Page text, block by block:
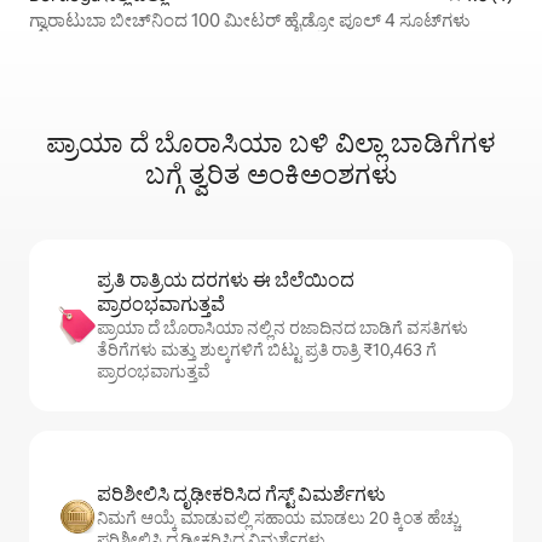
ಗ್ವಾರಾಟುಬಾ ಬೀಚ್‌ನಿಂದ 100 ಮೀಟರ್ ಹೈಡ್ರೋ ಪೂಲ್ 4 ಸೂಟ್‌ಗಳು
ಪ್ರಾಯಾ ದೆ ಬೊರಾಸಿಯಾ ಬಳಿ ವಿಲ್ಲಾ ಬಾಡಿಗೆಗಳ
ಬಗ್ಗೆ ತ್ವರಿತ ಅಂಕಿಅಂಶಗಳು
ಪ್ರತಿ ರಾತ್ರಿಯ ದರಗಳು ಈ ಬೆಲೆಯಿಂದ
ಪ್ರಾರಂಭವಾಗುತ್ತವೆ
ಪ್ರಾಯಾ ದೆ ಬೊರಾಸಿಯಾ ನಲ್ಲಿನ ರಜಾದಿನದ ಬಾಡಿಗೆ ವಸತಿಗಳು
ತೆರಿಗೆಗಳು ಮತ್ತು ಶುಲ್ಕಗಳಿಗೆ ಬಿಟ್ಟು ಪ್ರತಿ ರಾತ್ರಿ ₹10,463 ಗೆ
ಪ್ರಾರಂಭವಾಗುತ್ತವೆ
ಪರಿಶೀಲಿಸಿ ದೃಢೀಕರಿಸಿದ ಗೆಸ್ಟ್ ವಿಮರ್ಶೆಗಳು
ನಿಮಗೆ ಆಯ್ಕೆ ಮಾಡುವಲ್ಲಿ ಸಹಾಯ ಮಾಡಲು 20 ಕ್ಕಿಂತ ಹೆಚ್ಚು